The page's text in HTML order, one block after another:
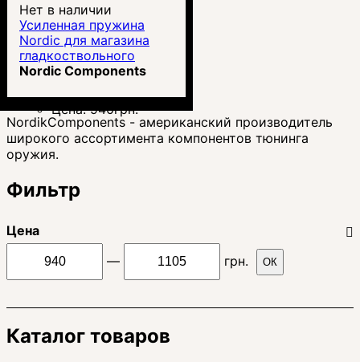
Нет в наличии
Усиленная пружина
Nordiс для магазина
гладкоствольного
ружья
Nordic Components
Цена:940грн.
NordikComponents - американский производитель
широкого ассортимента компонентов тюнинга
оружия.
Фильтр
Цена
—
грн. ОК
Каталог товаров